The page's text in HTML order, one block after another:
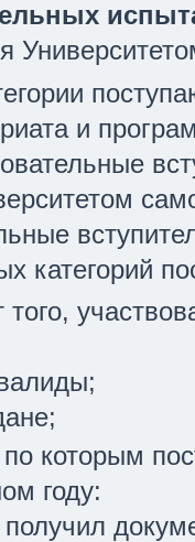
и
категорий
того,
которым
году: